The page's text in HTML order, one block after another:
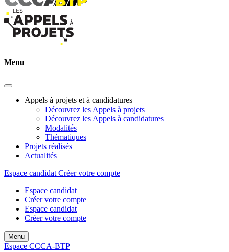
Menu
Appels à projets et à candidatures
Découvrez les Appels à projets
Découvrez les Appels à candidatures
Modalités
Thématiques
Projets réalisés
Actualités
Espace candidat Créer votre compte
Espace candidat
Créer votre compte
Espace candidat
Créer votre compte
Menu
Espace CCCA-BTP